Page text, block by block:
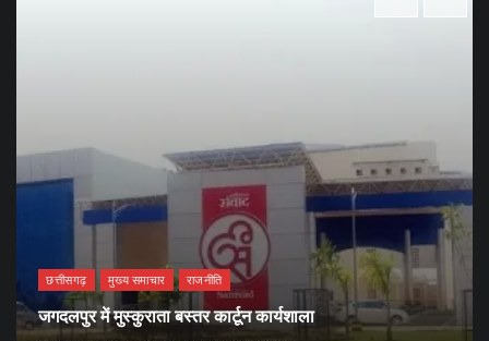
छत्तीसगढ़ मुख्य समाचार राजनीति
जगदलपुर में मुस्कुराता बस्तर कार्टून कार्यशाला